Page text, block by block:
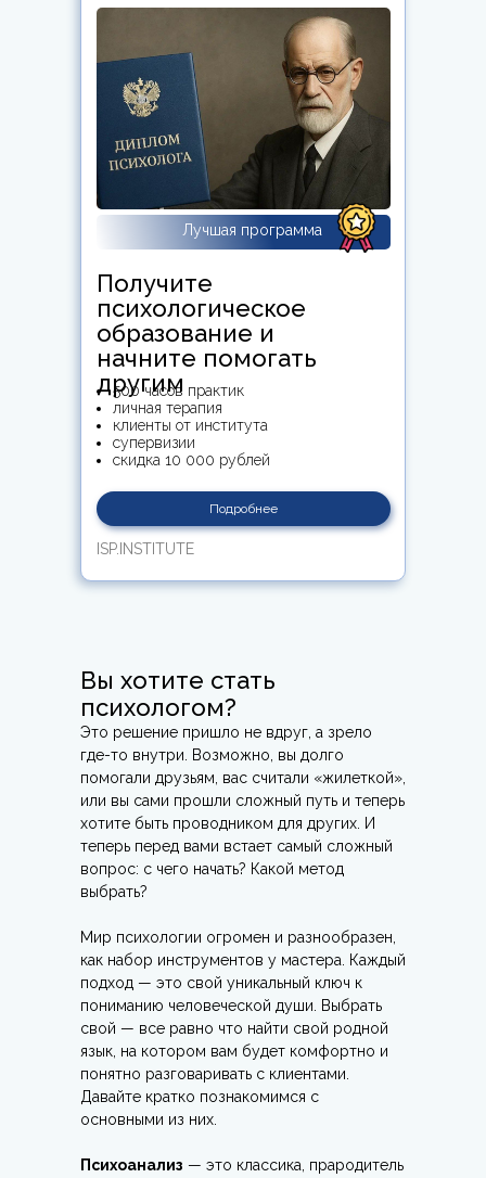
500 часов практик
личная терапия
клиенты от института
супервизии
скидка 10 000 рублей
Получите
психологическое
образование и
начните помогать
другим
Лучшая программа
Подробнее
ISP.INSTITUTE
Вы хотите стать
психологом?
Это решение пришло не вдруг, а зрело
где-то внутри. Возможно, вы долго
помогали друзьям, вас считали «жилеткой»,
или вы сами прошли сложный путь и теперь
хотите быть проводником для других. И
теперь перед вами встает самый сложный
вопрос: с чего начать? Какой метод
выбрать?
Мир психологии огромен и разнообразен,
как набор инструментов у мастера. Каждый
подход — это свой уникальный ключ к
пониманию человеческой души. Выбрать
свой — все равно что найти свой родной
язык, на котором вам будет комфортно и
понятно разговаривать с клиентами.
Давайте кратко познакомимся с
основными из них.
Психоанализ — это классика, прародитель